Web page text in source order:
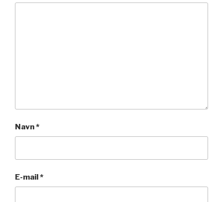
Navn*
E-mail*